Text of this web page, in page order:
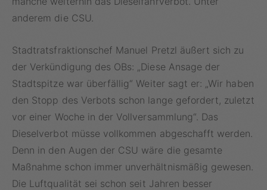
anderem die CSU.
Stadtratsfraktionschef Manuel Pretzl äußert sich zu
der Verkündigung des OBs: „Diese Ansage der
Stadtspitze war überfällig“ Weiter sagt er: „Wir haben
den Stopp des Verbots schon lange gefordert, zuletzt
vor einer Woche in der Vollversammlung“. Das
Dieselverbot müsse vollkommen abgeschafft werden.
Denn in den Augen der CSU wäre die gesamte
Maßnahme schon immer unverhältnismäßig gewesen.
Die Luftqualität sei schon seit Jahren besser